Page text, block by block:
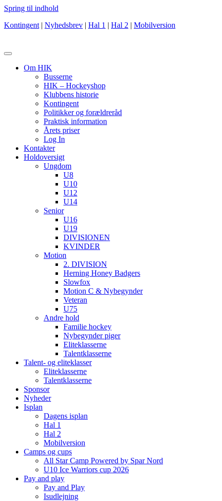
Spring til indhold
Kontingent | Nyhedsbrev | Hal 1 | Hal 2 | Mobilversion
Om HIK
Busserne
HIK – Hockeyshop
Klubbens historie
Kontingent
Politikker og forældreråd
Praktisk information
Årets priser
Log In
Kontakter
Holdoversigt
Ungdom
U8
U10
U12
U14
Senior
U16
U19
DIVISIONEN
KVINDER
Motion
2. DIVISION
Herning Honey Badgers
Slowfox
Motion C & Nybegynder
Veteran
U75
Andre hold
Familie hockey
Nybegynder piger
Eliteklasserne
Talentklasserne
Talent- og eliteklasser
Eliteklasserne
Talentklasserne
Sponsor
Nyheder
Isplan
Dagens isplan
Hal 1
Hal 2
Mobilversion
Camps og cups
All Star Camp Powered by Spar Nord
U10 Ice Warriors cup 2026
Pay and play
Pay and Play
Isudlejning